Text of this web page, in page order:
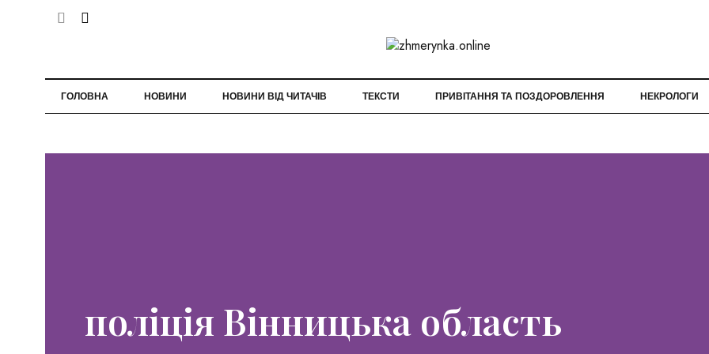
ГОЛОВНА НОВИНИ НОВИНИ ВІД ЧИТАЧІВ ТЕКСТИ ПРИВІТАННЯ ТА ПОЗДОРОВЛЕННЯ НЕКРОЛОГИ
поліція Вінницька область